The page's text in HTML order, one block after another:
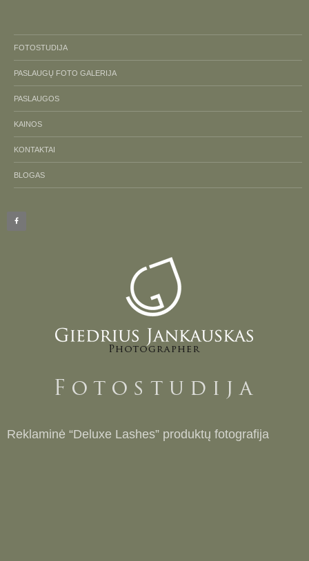
FOTOSTUDIJA
PASLAUGŲ FOTO GALERIJA
PASLAUGOS
KAINOS
KONTAKTAI
BLOGAS
Reklaminė “Deluxe Lashes” produktų fotografija